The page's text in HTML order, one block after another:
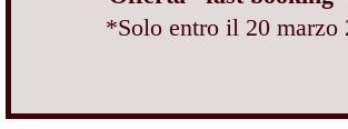
*Solo entro il 20 marzo